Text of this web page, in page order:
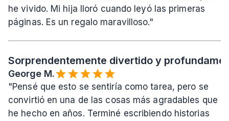
he vivido. Mi hija lloró cuando leyó las primeras
páginas. Es un regalo maravilloso."
Sorprendentemente divertido y
George M.
"Pensé que esto se sentiría como tarea, pero se
convirtió en una de las cosas más agradables que
he hecho en años. Terminé escribiendo historias